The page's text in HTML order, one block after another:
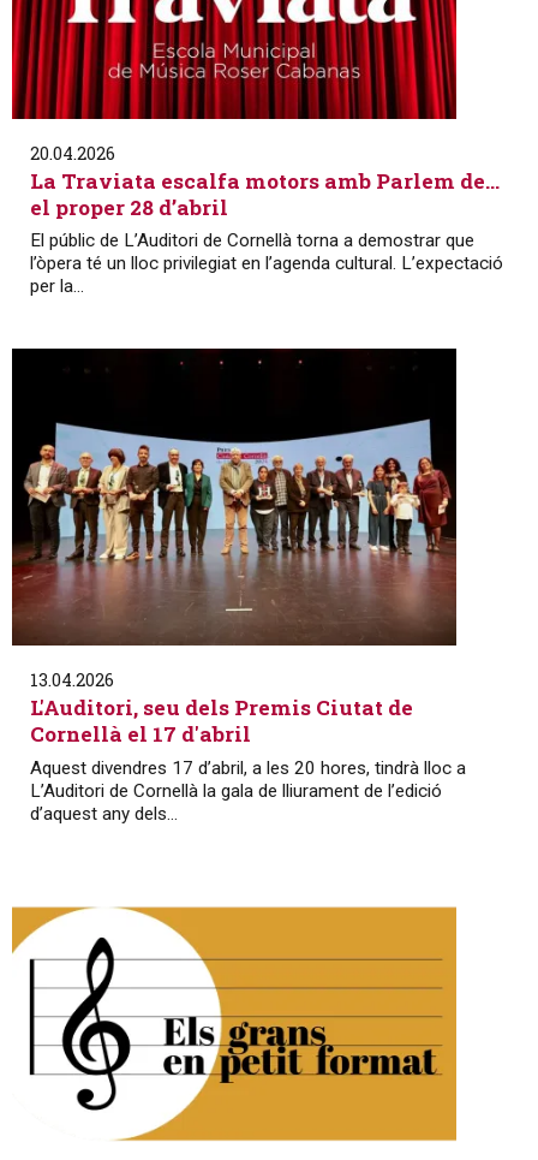
20.04.2026
La Traviata escalfa motors amb Parlem de…
el proper 28 d’abril
El públic de L’Auditori de Cornellà torna a demostrar que
l’òpera té un lloc privilegiat en l’agenda cultural. L’expectació
per la...
13.04.2026
L'Auditori, seu dels Premis Ciutat de
Cornellà el 17 d'abril
Aquest divendres 17 d’abril, a les 20 hores, tindrà lloc a
L’Auditori de Cornellà la gala de lliurament de l’edició
d’aquest any dels...